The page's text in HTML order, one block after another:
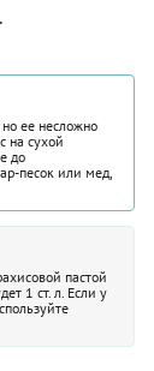
ее несложно
на сухой
до
песок или мед,
пастой
1 ст. л. Если у